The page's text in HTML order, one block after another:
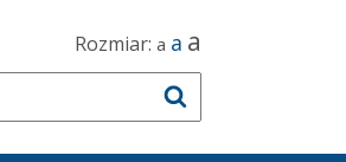
Rozmiar: a a a